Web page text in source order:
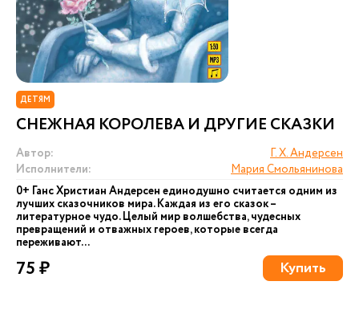
ДЕТЯМ
СНЕЖНАЯ КОРОЛЕВА И ДРУГИЕ СКАЗКИ
Автор:
Г. Х. Андерсен
Исполнители:
Мария Смольянинова
0+ Ганс Христиан Андерсен единодушно считается одним из
лучших сказочников мира. Каждая из его сказок –
литературное чудо. Целый мир волшебства, чудесных
превращений и отважных героев, которые всегда
переживают...
75 ₽ Купить